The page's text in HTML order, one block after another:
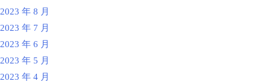
2023 年 8 月
2023 年 7 月
2023 年 6 月
2023 年 5 月
2023 年 4 月